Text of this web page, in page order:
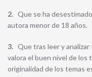
2. Que se ha
autora menor de 18 años.
3. Que tras leer y
valora el buen nivel de los
originalidad de los temas